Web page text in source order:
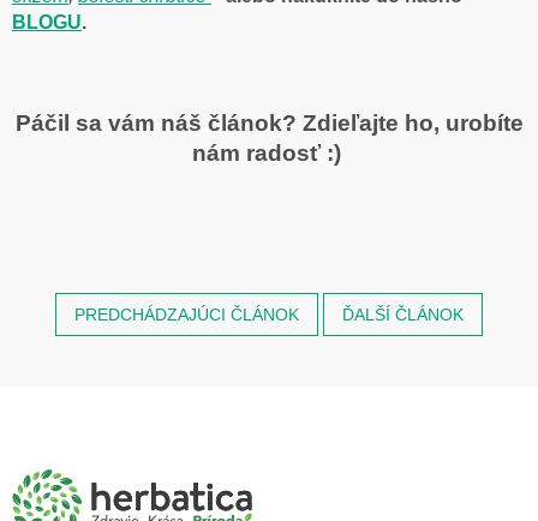
BLOGU.
Páčil sa vám náš článok? Zdieľajte ho, urobíte
nám radosť :)
PREDCHÁDZAJÚCI ČLÁNOK ĎALŠÍ ČLÁNOK